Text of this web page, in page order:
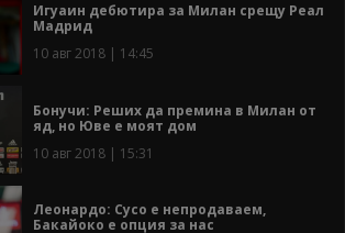
Игуаин дебютира за Милан срещу Реал
Мадрид
10 авг 2018 | 14:45
Бонучи: Реших да премина в Милан от
яд, но Юве е моят дом
10 авг 2018 | 15:31
Леонардо: Сусо е непродаваем,
Бакайоко е опция за нас